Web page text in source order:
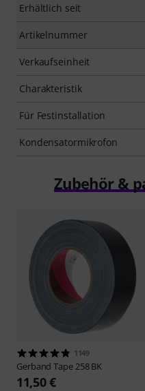
Erhältlich seit
Artikelnummer
Verkaufseinheit
Charakteristik
Für Festinstallation
Kondensatormikrofon
Zubehör &
1149
GerbandTape 258 BK
11,50 €